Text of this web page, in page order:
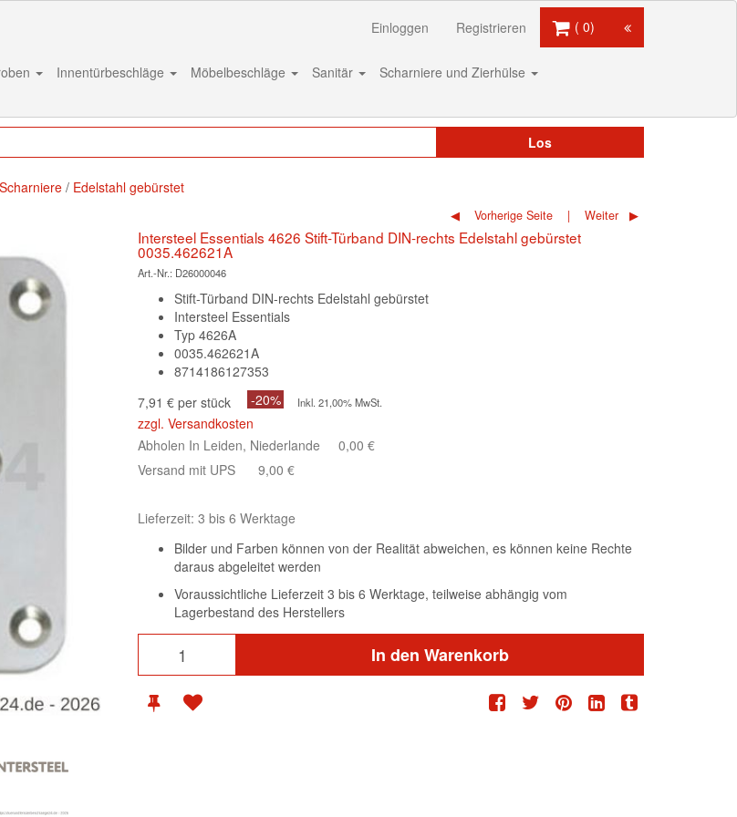
0
Einloggen Registrieren
Innentürbeschläge Möbelbeschläge Sanitär
Scharniere und Zierhülse
Los
Scharniere Edelstahl gebürstet
Vorherige Seite Weiter
Intersteel Essentials 4626 Stift-Türband DIN-rechts Edelstahl gebürstet
0035.462621A
Art.-Nr.: D26000046
Stift-Türband DIN-rechts Edelstahl gebürstet
Intersteel Essentials
Typ 4626A
0035.462621A
8714186127353
7,91 € per stück
-20% Inkl. 21,00% MwSt.
zzgl. Versandkosten
Abholen In Leiden, Niederlande
0,00 €
Versand mit UPS
9,00 €
Lieferzeit: 3 bis 6 Werktage
Bilder und Farben können von der Realität abweichen, es können keine Rechte
daraus abgeleitet werden
Voraussichtliche Lieferzeit 3 bis 6 Werktage, teilweise abhängig vom
Lagerbestand des Herstellers
In den Warenkorb